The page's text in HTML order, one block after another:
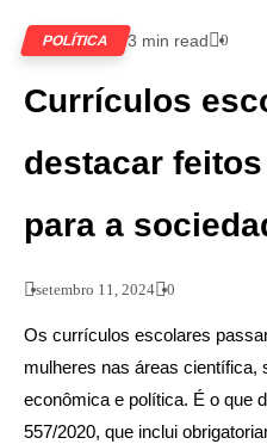
POLÍTICA 3 min read 0
Currículos
destacar
para a
setembro 11, 2024 0
Os currículos escolares
mulheres nas áreas científica,
econômica e política. É o que
557/2020, que inclui